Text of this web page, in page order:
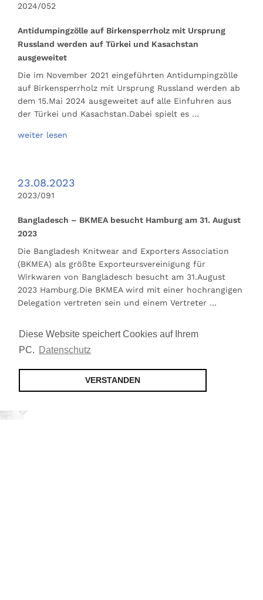
Diese Website speichert Cookies auf Ihrem
PC. Datenschutz
VERSTANDEN
2024/052
Antidumpingzölle auf Birkensperrholz mit Ursprung
Russland werden auf Türkei und Kasachstan
ausgeweitet
Die im November 2021 eingeführten Antidumpingzölle
auf Birkensperrholz mit Ursprung Russland werden ab
dem 15.Mai 2024 ausgeweitet auf alle Einfuhren aus
der Türkei und Kasachstan.Dabei spielt es …
weiter lesen
23.08.2023
2023/091
Bangladesch – BKMEA besucht Hamburg am 31. August
2023
Die Bangladesh Knitwear and Exporters Association
(BKMEA) als größte Exporteursvereinigung für
Wirkwaren von Bangladesch besucht am 31.August
2023 Hamburg.Die BKMEA wird mit einer hochrangigen
Delegation vertreten sein und einem Vertreter …